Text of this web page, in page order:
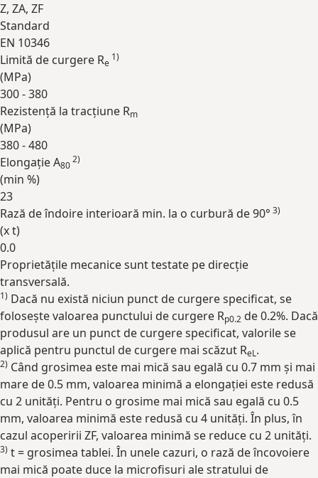
Z, ZA, ZF
Standard
EN 10346
Limită de curgere Re
1)
(MPa)
300 - 380
Rezistență la tracțiune Rm
(MPa)
380 - 480
Elongație A80
2)
(min %)
23
Rază de îndoire interioară min. la o curbură de 90° 3)
(x t)
0.0
Expand
Proprietățile mecanice sunt testate pe direcție
transversală.
1) Dacă nu există niciun punct de curgere specificat, se
folosește valoarea punctului de curgere Rp0.2 de 0.2%. Dacă
produsul are un punct de curgere specificat, valorile se
aplică pentru punctul de curgere mai scăzut ReL.
2) Când grosimea este mai mică sau egală cu 0.7 mm și mai
mare de 0.5 mm, valoarea minimă a elongației este redusă
cu 2 unități. Pentru o grosime mai mică sau egală cu 0.5
mm, valoarea minimă este redusă cu 4 unități. În plus, în
cazul acoperirii ZF, valoarea minimă se reduce cu 2 unități.
3) t = grosimea tablei. În unele cazuri, o rază de încovoiere
mai mică poate duce la microfisuri ale stratului de